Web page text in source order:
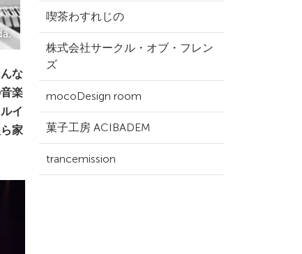
な
楽
イ
家
喫茶わすれじの
株式会社サークル・オブ・フレン
ズ
mocoDesign room
菓子工房 ACIBADEM
trancemission